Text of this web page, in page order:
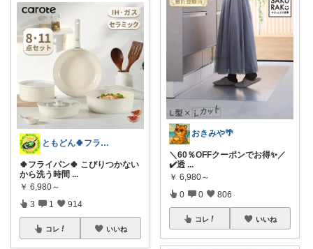
ともどん🍀フライパン料理ある暮らし🍳
🍀フライパン🍀 こびりつかない
から洗う時間 ...
￥ 6,980～
3 1 914
コレ いいね
おきみや🌴
＼60％OFFクーポンでお得✨／
✔️透 ...
￥ 6,980～
0 0 806
コレ いいね